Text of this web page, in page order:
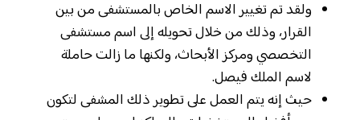
ولقد تم تغيير الاسم الخاص بالمستشفى من بين
القرار، وذلك من خلال تحويله إلى اسم مستشفى
التخصصي ومركز الأبحاث، ولكنها ما زالت حاملة
لاسم الملك فيصل.
حيث إنه يتم العمل على تطوير ذلك المشفى لتكون